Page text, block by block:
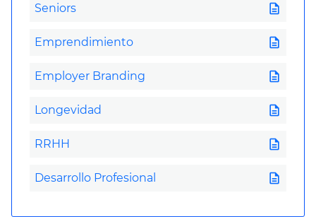
Seniors description
Emprendimiento description
Employer Branding description
Longevidad description
RRHH description
Desarrollo Profesional description